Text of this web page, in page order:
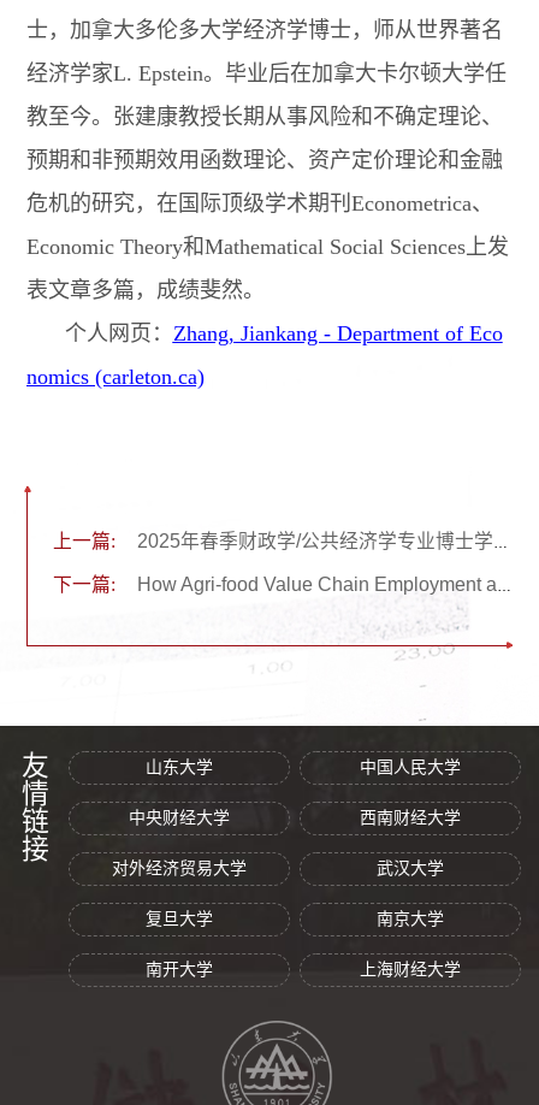
士，加拿大多伦多大学经济学博士，师从世界著名
经济学家L. Epstein。毕业后在加拿大卡尔顿大学任
教至今。张建康教授长期从事风险和不确定理论、
预期和非预期效用函数理论、资产定价理论和金融
危机的研究，在国际顶级学术期刊Econometrica、
Economic Theory和Mathematical Social Sciences上发
表文章多篇，成绩斐然。
个人网页： Zhang, Jiankang - Department of Eco
nomics (carleton.ca)
上一篇: 2025年春季财政学/公共经济学专业博士学位论文答辩会
下一篇: How Agri-food Value Chain Employment and Compensation Evolve with Structural Transformation(经济理论与政策前沿第二十六讲）
友情链接 山东大学 中国人民大学
中央财经大学 西南财经大学
对外经济贸易大学 武汉大学
复旦大学 南京大学
南开大学 上海财经大学